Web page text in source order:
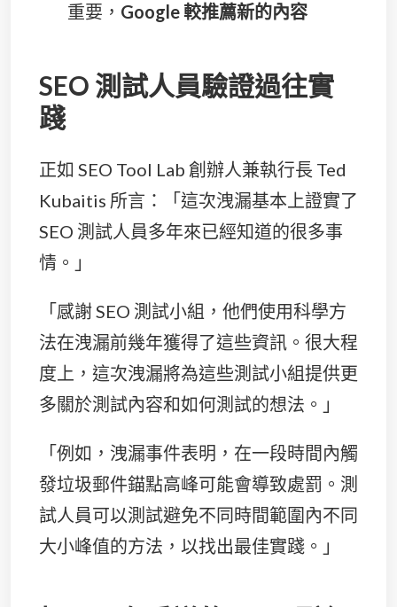
重要， Google 較推薦新的內容
SEO 測試人員驗證過往實
踐
正如 SEO Tool Lab 創辦人兼執行長 Ted
Kubaitis 所言：「這次洩漏基本上證實了
SEO 測試人員多年來已經知道的很多事
情。」
「感謝 SEO 測試小組，他們使用科學方
法在洩漏前幾年獲得了這些資訊。很大程
度上，這次洩漏將為這些測試小組提供更
多關於測試內容和如何測試的想法。」
「例如，洩漏事件表明，在一段時間內觸
發垃圾郵件錨點高峰可能會導致處罰。測
試人員可以測試避免不同時間範圍內不同
大小峰值的方法，以找出最佳實踐。」